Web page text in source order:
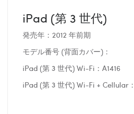
iPad (第 3 世代)
発売年：2012 年前期
モデル番号 (背面カバー)：
iPad (第 3 世代) Wi-Fi：A1416
iPad (第 3 世代) Wi-Fi + Cellular